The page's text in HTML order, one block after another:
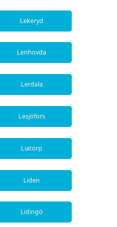
Lekeryd
Lenhovda
Lerdala
Lesjöfors
Liatorp
Liden
Lidingö